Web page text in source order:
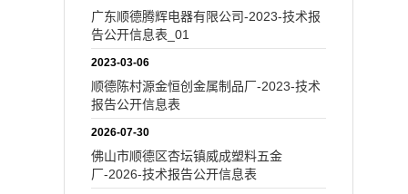
广东顺德腾辉电器有限公司-2023-技术报
告公开信息表_01
2023-03-06
顺德陈村源金恒创金属制品厂-2023-技术
报告公开信息表
2026-07-30
佛山市顺德区杏坛镇威成塑料五金
厂-2026-技术报告公开信息表